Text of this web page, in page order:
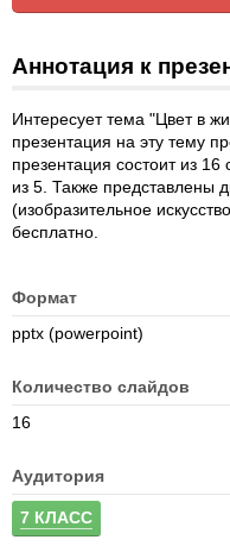
Аннотация к
Интересует тема "Цвет в
презентация на эту тему
презентация состоит из
из 5. Также представлены
(изобразительное
бесплатно.
Формат
pptx (powerpoint)
Количество слайдов
16
Аудитория
7 КЛАСС